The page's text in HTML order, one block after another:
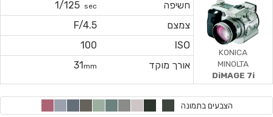
חשיפה sec
1/125
צמצם
F/4.5
ISO
100
אורך מוקד
31mm
KONICA
MINOLTA
DiMAGE 7i
הצבעים בתמונה